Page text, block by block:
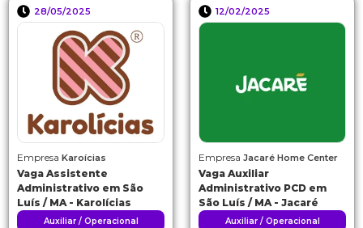
28/05/2025
Empresa Karoícias
Vaga Assistente
Administrativo em São
Luís / MA - Karolícias
Auxiliar / Operacional
12/02/2025
Empresa Jacaré Home Center
Vaga Auxiliar
Administrativo PCD em
São Luís / MA - Jacaré
Auxiliar / Operacional